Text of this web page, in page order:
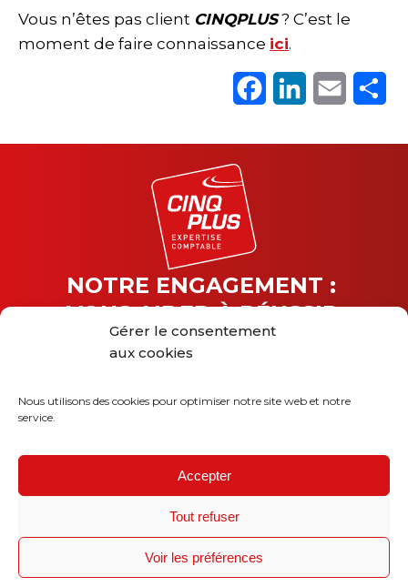
Gérer le consentement
aux cookies
Nous utilisons des cookies pour optimiser notre site web et notre
service.
Accepter
Tout refuser
Voir les préférences
Vous n’êtes pas client CINQPLUS? C’est le
moment de faire connaissance ici.
FacebookLinkedIn
Email
NOTRE ENGAGEMENT :
VOUS AIDER À RÉUSSIR
Entrez dans la communauté
mail
*
CINQPLUS
Créationwiwacom